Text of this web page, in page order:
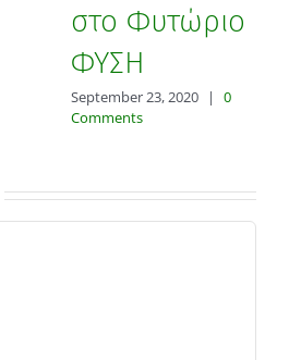
στο Φυτώριο
ΦΥΣΗ
September 23, 2020 |
0
Comments